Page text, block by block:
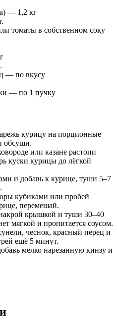
— 1,2 кг
томаты в собственном соку
— по вкусу
— по 1 пучку
курицу на порционные
обсуши.
или казане растопи
куски курицы до лёгкой
и добавь к курице, туши 5–7
кубиками или пробей
перемешай.
крышкой и туши 30–40
мягкой и пропитается соусом.
чеснок, красный перец и
ещё 5 минут.
мелко нарезанную кинзу и